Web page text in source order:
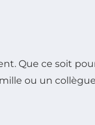
Que ce soit
ou un